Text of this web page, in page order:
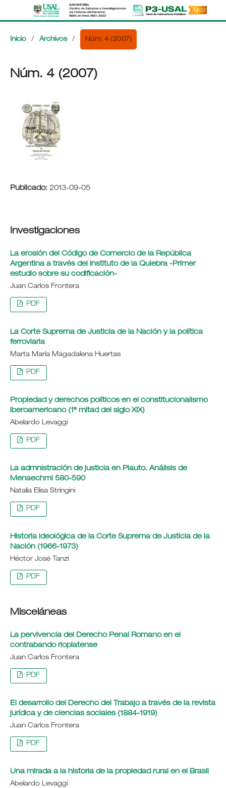
Inicio / Archivos / Núm. 4 (2007)
Núm. 4 (2007)
Publicado: 2013-09-05
Investigaciones
La erosión del Código de Comercio de la República
Argentina a través del Instituto de la Quiebra -Primer
estudio sobre su codificación-
Juan Carlos Frontera
PDF
La Corte Suprema de Justicia de la Nación y la política
ferroviaria
Marta María Magadalena Huertas
PDF
Propiedad y derechos políticos en el constitucionalismo
iberoamericano (1ª mitad del siglo XIX)
Abelardo Levaggi
PDF
La admnistración de justicia en Plauto. Análisis de
Menaechmi 580-590
Natalia Elisa Stringini
PDF
Historia ideológica de la Corte Suprema de Justicia de la
Nación (1966-1973)
Héctor José Tanzi
PDF
Misceláneas
La pervivencia del Derecho Penal Romano en el
contrabando rioplatense
Juan Carlos Frontera
PDF
El desarrollo del Derecho del Trabajo a través de la revista
jurídica y de ciencias sociales (1884-1919)
Juan Carlos Frontera
PDF
Una mirada a la historia de la propiedad rural en el Brasil
Abelardo Levaggi